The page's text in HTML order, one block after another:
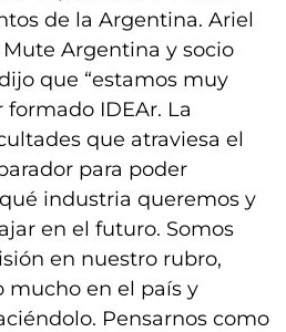
de la Argentina. Ariel
Argentina y socio
que “estamos muy
IDEAr. La
que atraviesa el
para poder
industria queremos y
en el futuro. Somos
en nuestro rubro,
en el país y
Pensarnos como